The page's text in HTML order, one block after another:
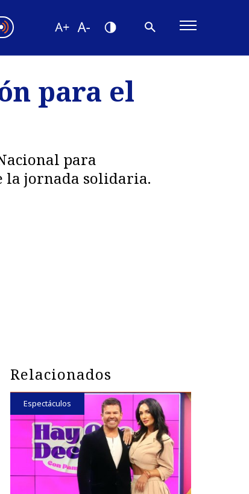
para el
para
la jornada solidaria.
Relacionados
Espectáculos